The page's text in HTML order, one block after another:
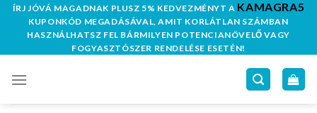
SkipÍRJ JÓVÁ MAGADNAK PLUSZ 5% KEDVEZMÉNYT A KAMAGRA5
KUPONKÓD MEGADÁSÁVAL, AMIT KORLÁTLAN SZÁMBAN
HASZNÁLHATSZ FEL BÁRMILYEN POTENCIANÖVELŐ VAGY
FOGYASZTÓSZER RENDELÉSE ESETÉN!